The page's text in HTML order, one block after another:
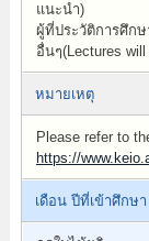
แนะนำ)
ผู้ที่ประวัติการศึก
อื่นๆ(Lectures
หมายเหตุ
Please refer to
https://
เดือน ปีที่เข้าศึกษา